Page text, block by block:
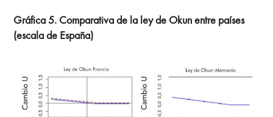
Gráfica 5. Comparativa de la ley de Okun entre países
(escala de España)